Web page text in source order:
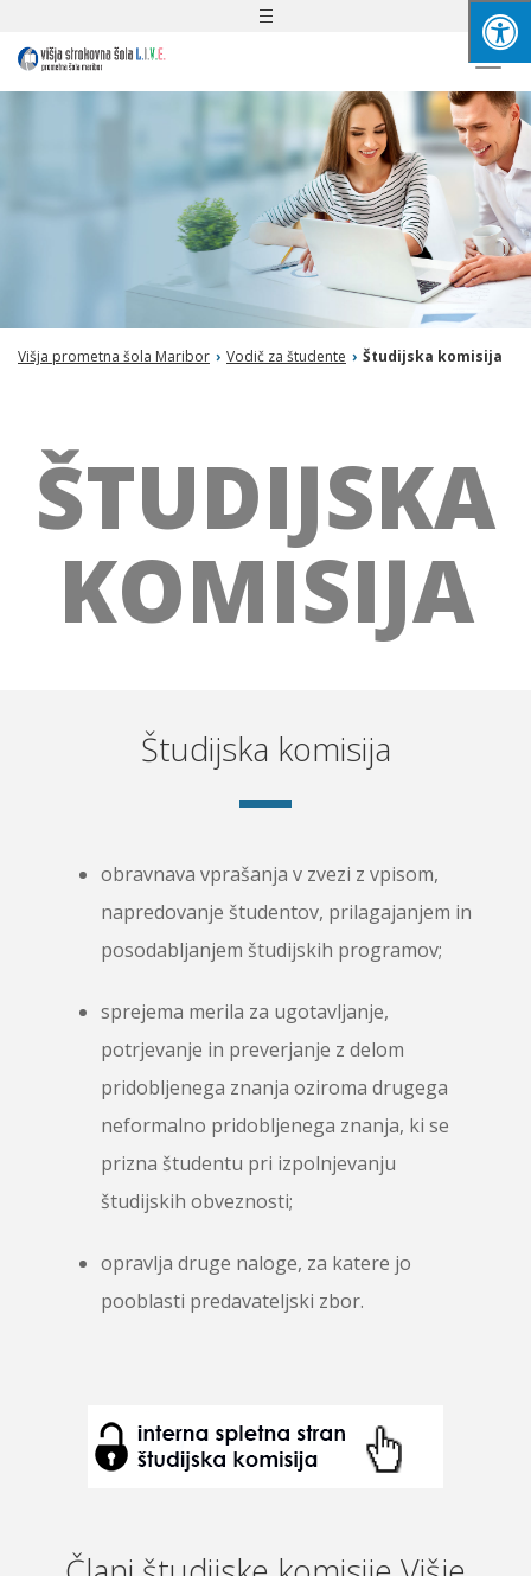
Toggle
Višja prometna šola Maribor › Vodič za študente › Študijska komisija
ŠTUDIJSKA
KOMISIJA
Študijska komisija
obravnava vprašanja v zvezi z vpisom,
napredovanje študentov, prilagajanjem in
posodabljanjem študijskih programov;
sprejema merila za ugotavljanje,
potrjevanje in preverjanje z delom
pridobljenega znanja oziroma drugega
neformalno pridobljenega znanja, ki se
prizna študentu pri izpolnjevanju
študijskih obveznosti;
opravlja druge naloge, za katere jo
pooblasti predavateljski zbor.